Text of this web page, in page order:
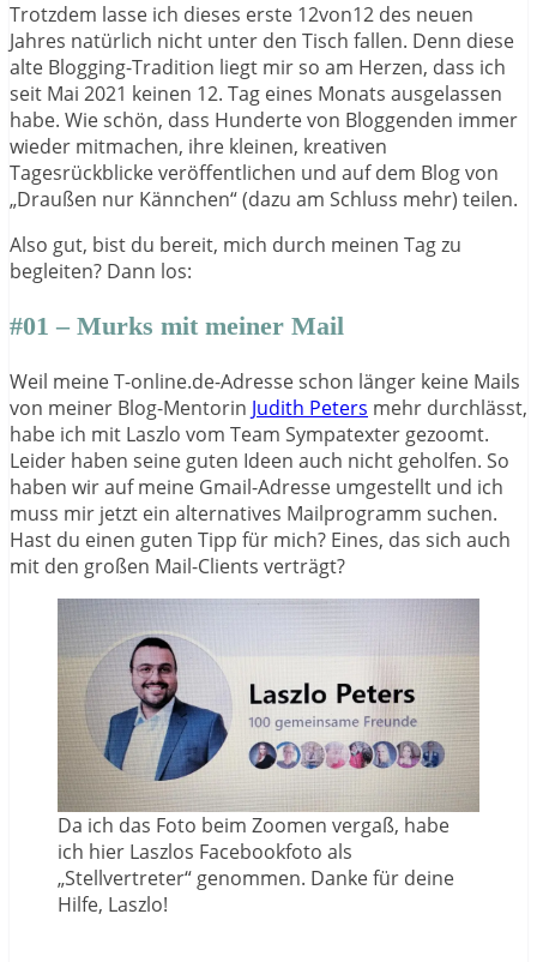
Trotzdem lasse ich dieses erste 12von12 des neuen
Jahres natürlich nicht unter den Tisch fallen. Denn diese
alte Blogging-Tradition liegt mir so am Herzen, dass ich
seit Mai 2021 keinen 12. Tag eines Monats ausgelassen
habe. Wie schön, dass Hunderte von Bloggenden immer
wieder mitmachen, ihre kleinen, kreativen
Tagesrückblicke veröffentlichen und auf dem Blog von
„Draußen nur Kännchen“ (dazu am Schluss mehr) teilen.
Also gut, bist du bereit, mich durch meinen Tag zu
begleiten? Dann los:
#01 – Murks mit meiner Mail
Weil meine T-online.de-Adresse schon länger keine Mails
von meiner Blog-Mentorin Judith Peters mehr durchlässt,
habe ich mit Laszlo vom Team Sympatexter gezoomt.
Leider haben seine guten Ideen auch nicht geholfen. So
haben wir auf meine Gmail-Adresse umgestellt und ich
muss mir jetzt ein alternatives Mailprogramm suchen.
Hast du einen guten Tipp für mich? Eines, das sich auch
mit den großen Mail-Clients verträgt?
Da ich das Foto beim Zoomen vergaß, habe
ich hier Laszlos Facebookfoto als
„Stellvertreter“ genommen. Danke für deine
Hilfe, Laszlo!